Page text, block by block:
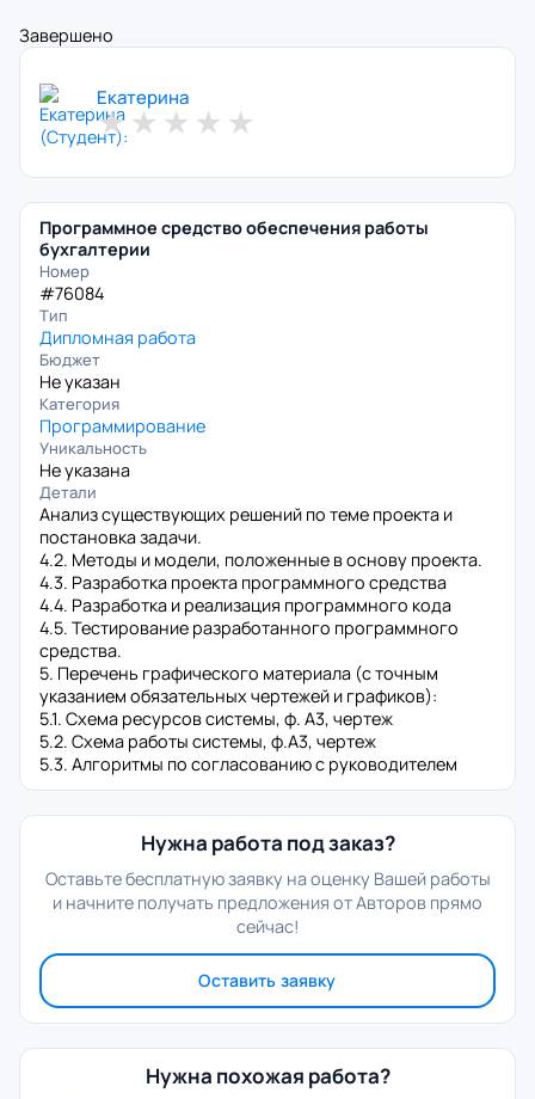
Завершено
Екатерина
★★ ★ ★ ★
Программное средство обеспечения работы
бухгалтерии
Номер
#76084
Тип
Дипломная работа
Бюджет
Не указан
Категория
Программирование
Уникальность
Не указана
Детали
Анализ существующих решений по теме проекта и
постановка задачи.
4.2. Методы и модели, положенные в основу проекта.
4.3. Разработка проекта программного средства
4.4. Разработка и реализация программного кода
4.5. Тестирование разработанного программного
средства.
5. Перечень графического материала (с точным
указанием обязательных чертежей и графиков):
5.1. Схема ресурсов системы, ф. А3, чертеж
5.2. Схема работы системы, ф.А3, чертеж
5.3. Алгоритмы по согласованию с руководителем
Нужна работа под заказ?
Оставьте бесплатную заявку на оценку Вашей работы
и начните получать предложения от Авторов прямо
сейчас!
Оставить заявку
Нужна похожая работа?